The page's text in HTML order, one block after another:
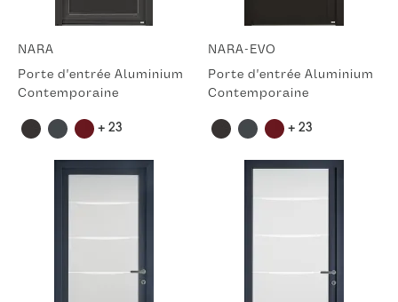
NARA
Porte d'entrée Aluminium
Contemporaine
+ 23
NARA-EVO
Porte d'entrée Aluminium
Contemporaine
+ 23